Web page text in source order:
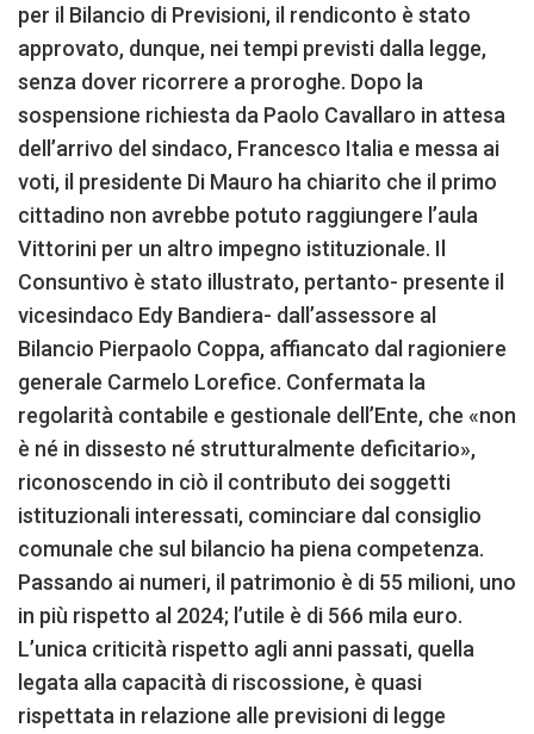
per il Bilancio di Previsioni, il rendiconto è stato
approvato, dunque, nei tempi previsti dalla legge,
senza dover ricorrere a proroghe. Dopo la
sospensione richiesta da Paolo Cavallaro in attesa
dell’arrivo del sindaco, Francesco Italia e messa ai
voti, il presidente Di Mauro ha chiarito che il primo
cittadino non avrebbe potuto raggiungere l’aula
Vittorini per un altro impegno istituzionale. Il
Consuntivo è stato illustrato, pertanto- presente il
vicesindaco Edy Bandiera- dall’assessore al
Bilancio Pierpaolo Coppa, affiancato dal ragioniere
generale Carmelo Lorefice. Confermata la
regolarità contabile e gestionale dell’Ente, che «non
è né in dissesto né strutturalmente deficitario»,
riconoscendo in ciò il contributo dei soggetti
istituzionali interessati, cominciare dal consiglio
comunale che sul bilancio ha piena competenza.
Passando ai numeri, il patrimonio è di 55 milioni, uno
in più rispetto al 2024; l’utile è di 566 mila euro.
L’unica criticità rispetto agli anni passati, quella
legata alla capacità di riscossione, è quasi
rispettata in relazione alle previsioni di legge